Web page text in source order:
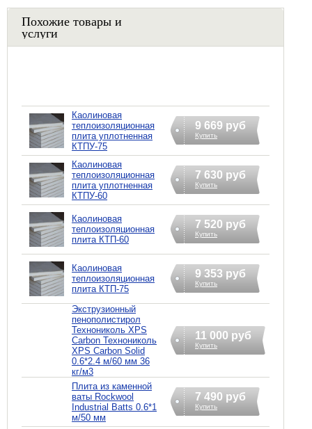
Похожие товары и
услуги
Каолиновая
теплоизоляционная
плита уплотненная
КТПУ-75
9 669 руб
Купить
Каолиновая
теплоизоляционная
плита уплотненная
КТПУ-60
7 630 руб
Купить
Каолиновая
теплоизоляционная
плита КТП-60
7 520 руб
Купить
Каолиновая
теплоизоляционная
плита КТП-75
9 353 руб
Купить
Экструзионный
пенополистирол
Технониколь XPS
Carbon Технониколь
XPS Carbon Solid
0.6*2.4 м/60 мм 36
кг/м3
11 000 руб
Купить
Плита из каменной
ваты Rockwool
Industrial Batts 0.6*1
м/50 мм
7 490 руб
Купить